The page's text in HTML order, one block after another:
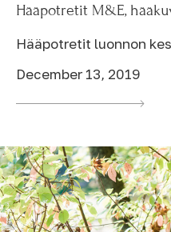
Hääpotretit M&E,
Hääpotretit luonnon
December 13, 2019